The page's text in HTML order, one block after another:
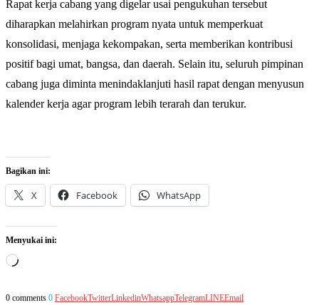
Rapat kerja cabang yang digelar usai pengukuhan tersebut
diharapkan melahirkan program nyata untuk memperkuat
konsolidasi, menjaga kekompakan, serta memberikan kontribusi
positif bagi umat, bangsa, dan daerah. Selain itu, seluruh pimpinan
cabang juga diminta menindaklanjuti hasil rapat dengan menyusun
kalender kerja agar program lebih terarah dan terukur.
Bagikan ini:
X Facebook WhatsApp
Menyukai ini:
Memuat...
0 comments 0 FacebookTwitterLinkedinWhatsappTelegramLINEEmail